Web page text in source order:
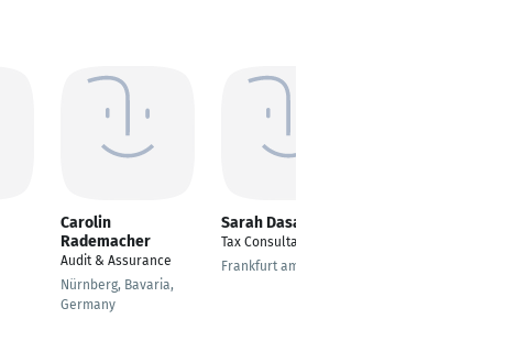
Carolin
Rademacher
Audit & Assurance
Nürnberg, Bavaria,
Germany
Sarah Dasan
Tax Consultant
Frankfurt am Main